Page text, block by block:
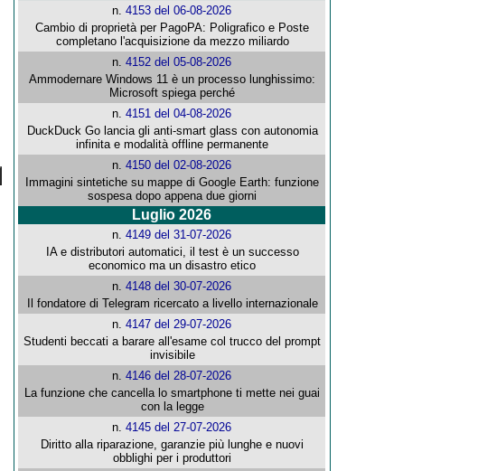
n.4153 del 06-08-2026
Cambio di proprietà per PagoPA: Poligrafico e Poste
completano l'acquisizione da mezzo miliardo
n.4152 del 05-08-2026
Ammodernare Windows 11 è un processo lunghissimo:
Microsoft spiega perché
n.4151 del 04-08-2026
DuckDuck Go lancia gli anti-smart glass con autonomia
infinita e modalità offline permanente
n.4150 del 02-08-2026
Immagini sintetiche su mappe di Google Earth: funzione
sospesa dopo appena due giorni
Luglio 2026
n.4149 del 31-07-2026
IA e distributori automatici, il test è un successo
economico ma un disastro etico
n.4148 del 30-07-2026
Il fondatore di Telegram ricercato a livello internazionale
n.4147 del 29-07-2026
Studenti beccati a barare all'esame col trucco del prompt
invisibile
n.4146 del 28-07-2026
La funzione che cancella lo smartphone ti mette nei guai
con la legge
n.4145 del 27-07-2026
Diritto alla riparazione, garanzie più lunghe e nuovi
obblighi per i produttori